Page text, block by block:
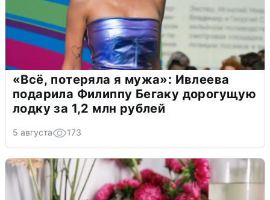
«Всё, потеряла я мужа»: Ивлеева
подарила Филиппу Бегаку дорогущую
лодку за 1,2 млн рублей
5 августа 173